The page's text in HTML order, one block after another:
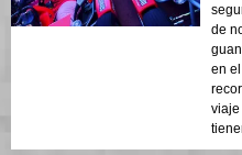
de
en
viaje